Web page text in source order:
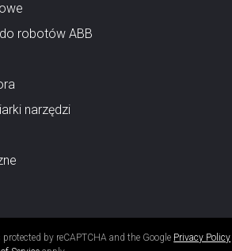
robotów ABB
narzędzi
by reCAPTCHA and the Google Privacy Policy